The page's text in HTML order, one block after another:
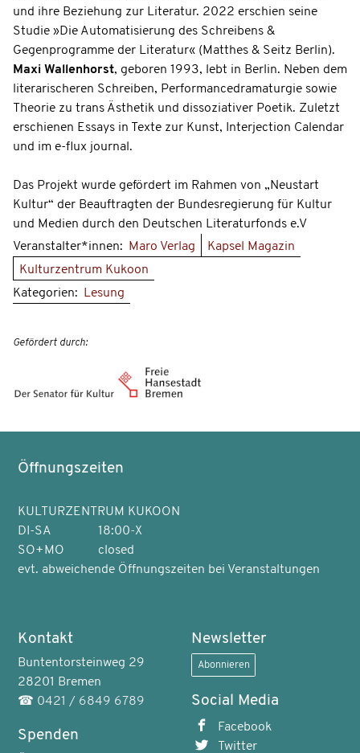
und ihre Beziehung zur Literatur. 2022 erschien seine
Studie »Die Automatisierung des Schreibens &
Gegenprogramme der Literatur« (Matthes & Seitz Berlin).
Maxi Wallenhorst, geboren 1993, lebt in Berlin. Neben dem
literarischeren Schreiben, Performancedramaturgie sowie
Theorie zu trans Ästhetik und dissoziativer Poetik. Zuletzt
erschienen Essays in Texte zur Kunst, Interjection Calendar
und im e-flux journal.
Das Projekt wurde gefördert im Rahmen von „Neustart
Kultur“ der Beauftragten der Bundesregierung für Kultur
und Medien durch den Deutschen Literaturfonds e.V
Veranstalter*innen:
Maro Verlag
Kapsel Magazin
Kulturzentrum Kukoon
Kategorien:
Lesung
Gefördert durch:
Öffnungszeiten
KULTURZENTRUM KUKOON
DI-SA
18:00-X
SO+MO
closed
evt. abweichende Öffnungszeiten bei Veranstaltungen
Kontakt
Buntentorsteinweg 29
28201 Bremen
☎ 0421 / 6849 6789
Spenden
Newsletter
Abonnieren
Social Media
Facebook
Twitter